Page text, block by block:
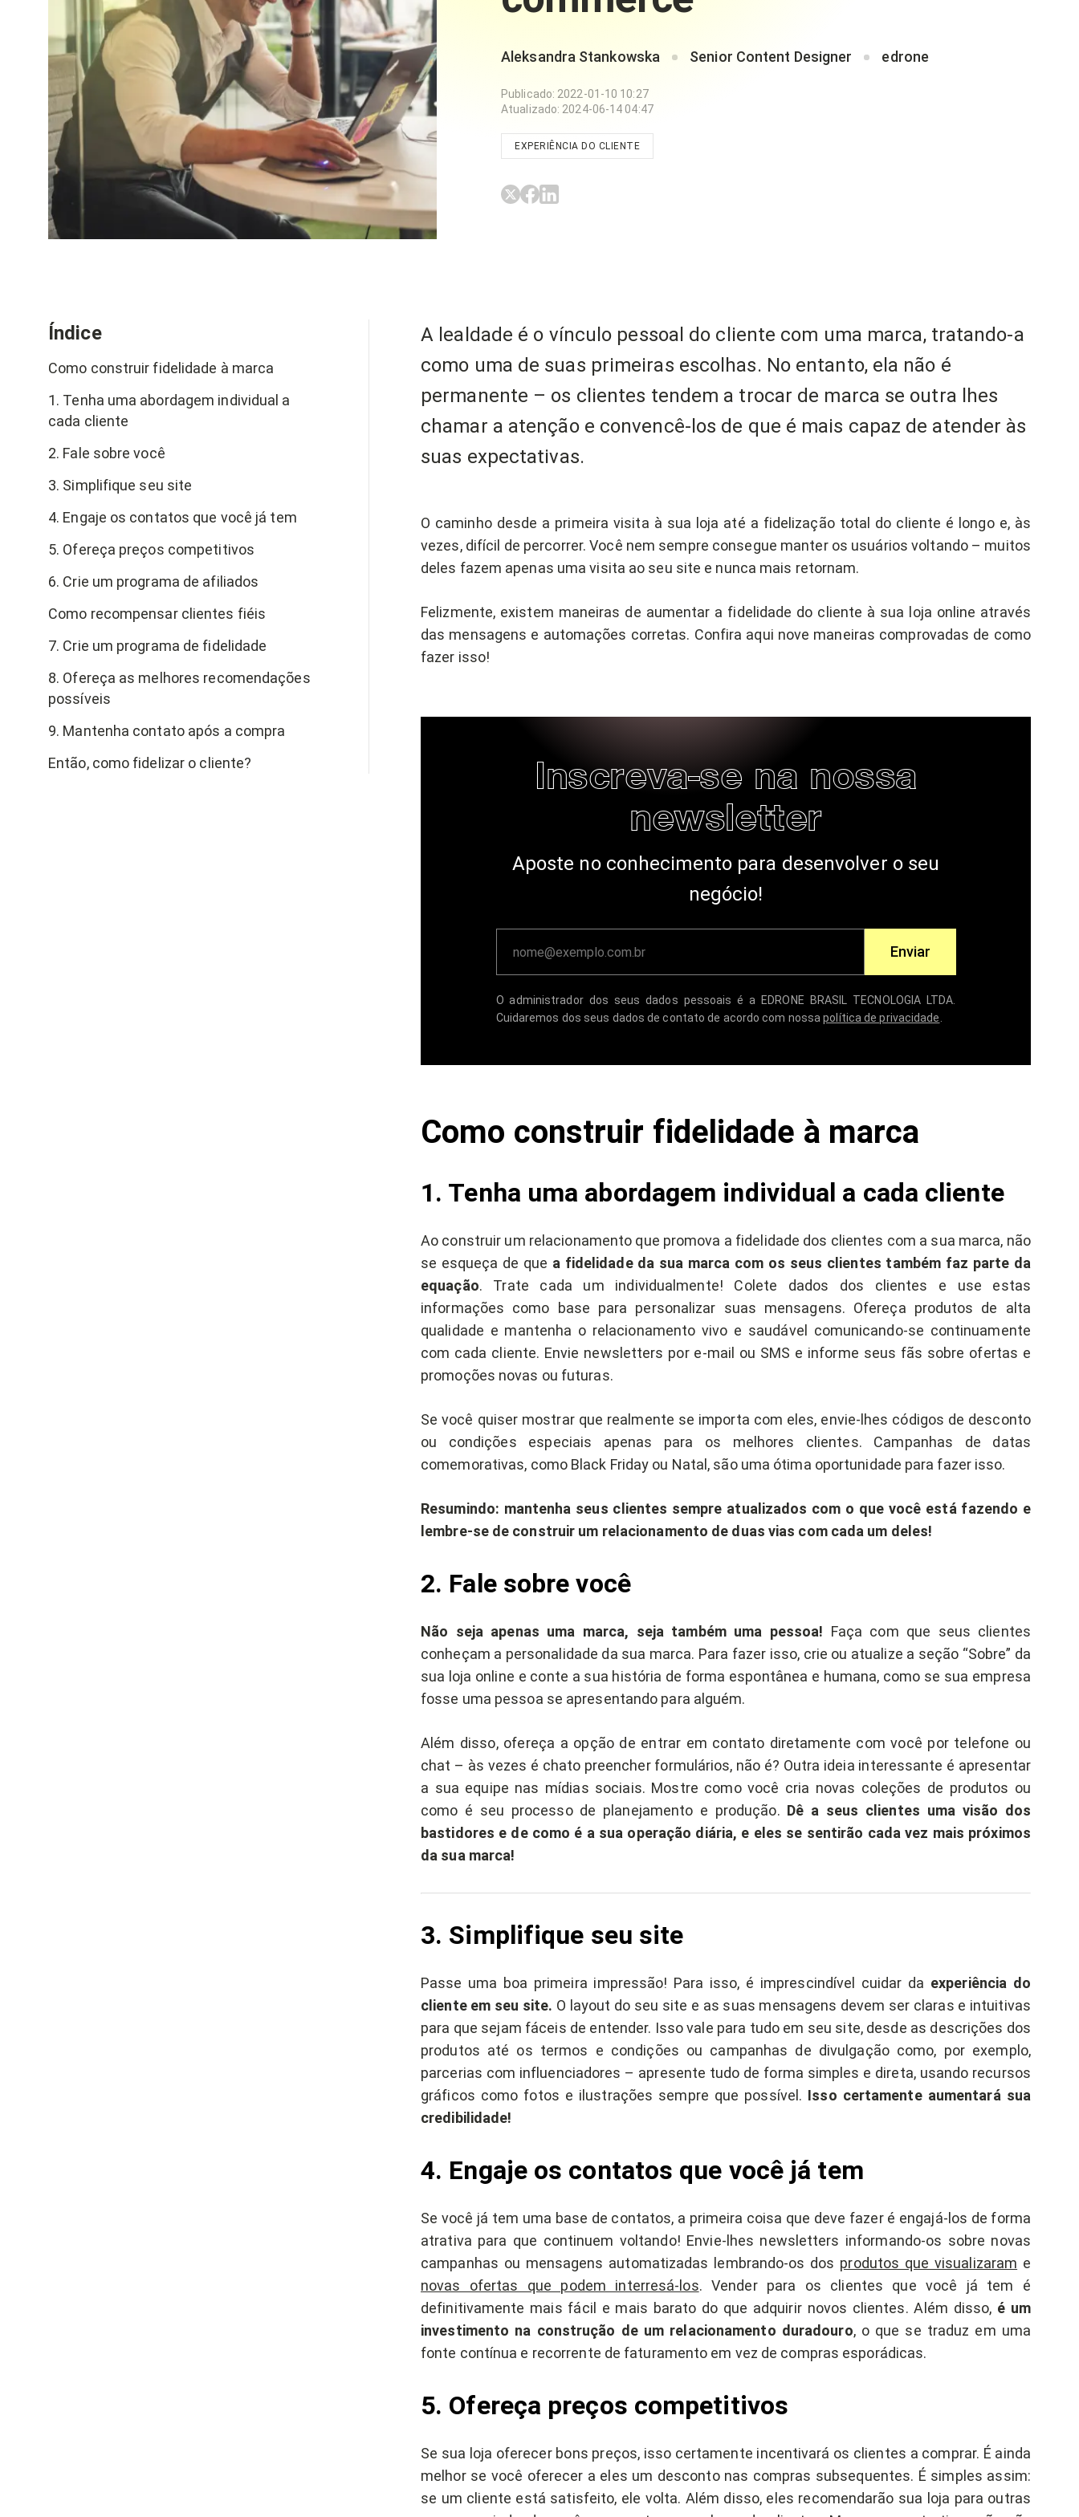
Aleksandra Stankowska Senior Content Designer edrone
Publicado: 2022-01-10 10:27
Atualizado: 2024-06-14 04:47
EXPERIÊNCIA DO CLIENTE
Índice
Como construir fidelidade à marca
1. Tenha uma abordagem individual a
cada cliente
2. Fale sobre você
3. Simplifique seu site
4. Engaje os contatos que você já tem
5. Ofereça preços competitivos
6. Crie um programa de afiliados
Como recompensar clientes fiéis
7. Crie um programa de fidelidade
8. Ofereça as melhores recomendações
possíveis
9. Mantenha contato após a compra
Então, como fidelizar o cliente?
A lealdade é o vínculo pessoal do cliente com uma marca, tratando-a
como uma de suas primeiras escolhas. No entanto, ela não é
permanente – os clientes tendem a trocar de marca se outra lhes
chamar a atenção e convencê-los de que é mais capaz de atender às
suas expectativas.
O caminho desde a primeira visita à sua loja até a fidelização total do cliente é longo e, às
vezes, difícil de percorrer. Você nem sempre consegue manter os usuários voltando – muitos
deles fazem apenas uma visita ao seu site e nunca mais retornam.
Felizmente, existem maneiras de aumentar a fidelidade do cliente à sua loja online através
das mensagens e automações corretas. Confira aqui nove maneiras comprovadas de como
fazer isso!
Inscreva-se na nossa
newsletter
Aposte no conhecimento para desenvolver o seu
negócio!
Enviar
O administrador dos seus dados pessoais é a EDRONE BRASIL TECNOLOGIA LTDA.
Cuidaremos dos seus dados de contato de acordo com nossapolítica de privacidade
Como construir fidelidade à marca
1. Tenha uma abordagem individual a cada cliente
Ao construir um relacionamento que promova a fidelidade dos clientes com a sua marca, não
se esqueça de que a fidelidade da sua marca com os seus clientes também faz parte da
equação. Trate cada um individualmente! Colete dados dos clientes e use estas
informações como base para personalizar suas mensagens. Ofereça produtos de alta
qualidade e mantenha o relacionamento vivo e saudável comunicando-se continuamente
com cada cliente. Envie newsletters por e-mail ou SMS e informe seus fãs sobre ofertas e
promoções novas ou futuras.
Se você quiser mostrar que realmente se importa com eles, envie-lhes códigos de desconto
ou condições especiais apenas para os melhores clientes. Campanhas de datas
comemorativas, como Black Friday ou Natal, são uma ótima oportunidade para fazer isso.
Resumindo: mantenha seus clientes sempre atualizados com o que você está fazendo e
lembre-se de construir um relacionamento de duas vias com cada um deles!
2. Fale sobre você
Não seja apenas uma marca, seja também uma pessoa! Faça com que seus clientes
conheçam a personalidade da sua marca. Para fazer isso, crie ou atualize a seção “Sobre” da
sua loja online e conte a sua história de forma espontânea e humana, como se sua empresa
fosse uma pessoa se apresentando para alguém.
Além disso, ofereça a opção de entrar em contato diretamente com você por telefone ou
chat – às vezes é chato preencher formulários, não é? Outra ideia interessante é apresentar
a sua equipe nas mídias sociais. Mostre como você cria novas coleções de produtos ou
como é seu processo de planejamento e produção. Dê a seus clientes uma visão dos
bastidores e de como é a sua operação diária, e eles se sentirão cada vez mais próximos
da sua marca!
3. Simplifique seu site
Passe uma boa primeira impressão! Para isso, é imprescindível cuidar da experiência do
cliente em seu site. O layout do seu site e as suas mensagens devem ser claras e intuitivas
para que sejam fáceis de entender. Isso vale para tudo em seu site, desde as descrições dos
produtos até os termos e condições ou campanhas de divulgação como, por exemplo,
parcerias com influenciadores – apresente tudo de forma simples e direta, usando recursos
gráficos como fotos e ilustrações sempre que possível. Isso certamente aumentará sua
credibilidade!
4. Engaje os contatos que você já tem
Se você já tem uma base de contatos, a primeira coisa que deve fazer é engajá-los de forma
atrativa para que continuem voltando! Envie-lhes newsletters informando-os sobre novas
campanhas ou mensagens automatizadas lembrando-os dos produtos que visualizaram e
novas ofertas que podem interresá-los. Vender para os clientes que você já tem é
definitivamente mais fácil e mais barato do que adquirir novos clientes. Além disso, é um
investimento na construção de um relacionamento duradouro, o que se traduz em uma
fonte contínua e recorrente de faturamento em vez de compras esporádicas.
5. Ofereça preços competitivos
Se sua loja oferecer bons preços, isso certamente incentivará os clientes a comprar. É ainda
melhor se você oferecer a eles um desconto nas compras subsequentes. É simples assim:
se um cliente está satisfeito, ele volta. Além disso, eles recomendarão sua loja para outras